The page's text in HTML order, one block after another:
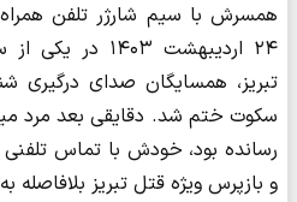
همسرش با سیم شارژر تلفن
۲۴ اردیبهشت
تبریز، همسایگان صدای درگیری
سکوت ختم شد. دقایقی بعد مرد
رسانده بود، خودش با تماس
و بازپرس ویژه قتل تبریز